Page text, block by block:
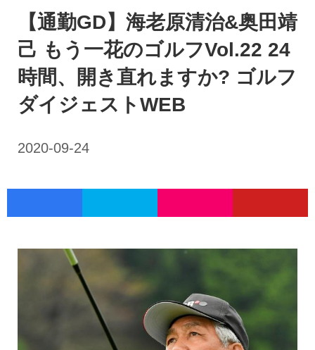
【通勤GD】海老原清治&奥田靖
己 もう一花のゴルフVol.22 24
時間、開き直れますか? ゴルフ
ダイジェストWEB